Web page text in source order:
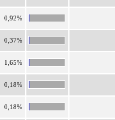
0,92%
0,37%
1,65%
0,18%
0,18%